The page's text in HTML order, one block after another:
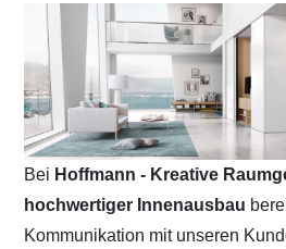
Bei Hoffmann - Kreative
hochwertiger Innenausbau
Kommunikation mit unseren